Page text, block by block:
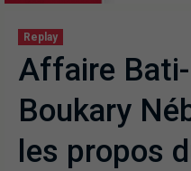
Replay
Affaire
Boukary
les propos